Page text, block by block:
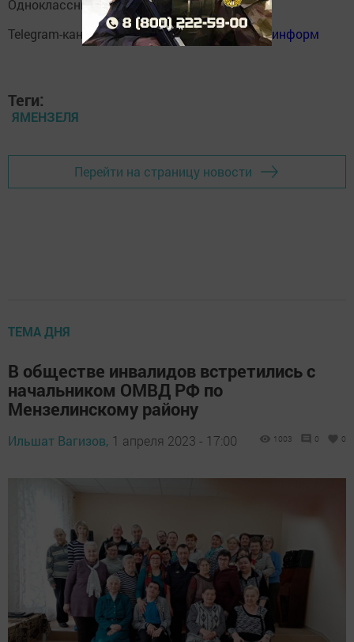
Одноклассники: ok.ru/menzelinsk
Telegram-канал:Мензелинск news - Мензеля-информ
Теги:
ЯМЕНЗЕЛЯ
Перейти на страницу новости
ТЕМА ДНЯ
В обществе инвалидов встретились с
начальником ОМВД РФ по
Мензелинскому району
Ильшат Вагизов, 1 апреля 2023 - 17:00 1003 0 0